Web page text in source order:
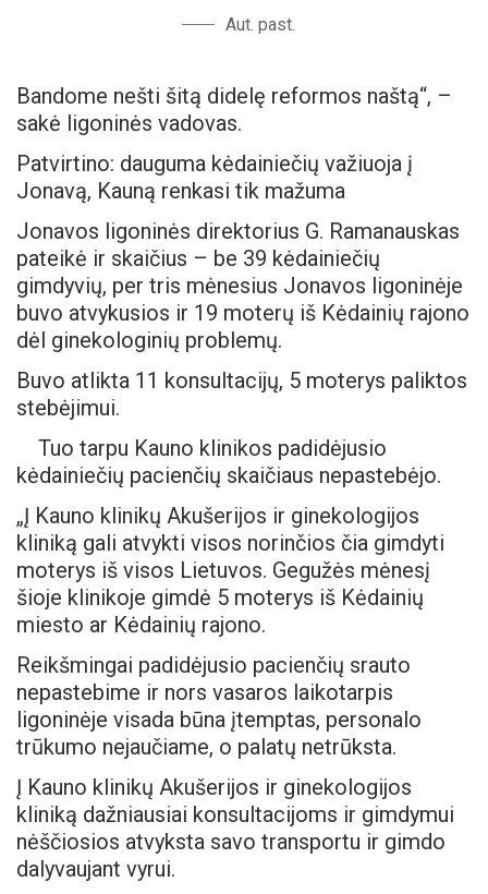
Aut. past.
Bandome nešti šitą didelę reformos naštą“, –
sakė ligoninės vadovas.
Patvirtino: dauguma kėdainiečių važiuoja į
Jonavą, Kauną renkasi tik mažuma
Jonavos ligoninės direktorius G. Ramanauskas
pateikė ir skaičius – be 39 kėdainiečių
gimdyvių, per tris mėnesius Jonavos ligoninėje
buvo atvykusios ir 19 moterų iš Kėdainių rajono
dėl ginekologinių problemų.
Buvo atlikta 11 konsultacijų, 5 moterys paliktos
stebėjimui.
Tuo tarpu Kauno klinikos padidėjusio
kėdainiečių pacienčių skaičiaus nepastebėjo.
„Į Kauno klinikų Akušerijos ir ginekologijos
kliniką gali atvykti visos norinčios čia gimdyti
moterys iš visos Lietuvos. Gegužės mėnesį
šioje klinikoje gimdė 5 moterys iš Kėdainių
miesto ar Kėdainių rajono.
Reikšmingai padidėjusio pacienčių srauto
nepastebime ir nors vasaros laikotarpis
ligoninėje visada būna įtemptas, personalo
trūkumo nejaučiame, o palatų netrūksta.
Į Kauno klinikų Akušerijos ir ginekologijos
kliniką dažniausiai konsultacijoms ir gimdymui
nėščiosios atvyksta savo transportu ir gimdo
dalyvaujant vyrui.